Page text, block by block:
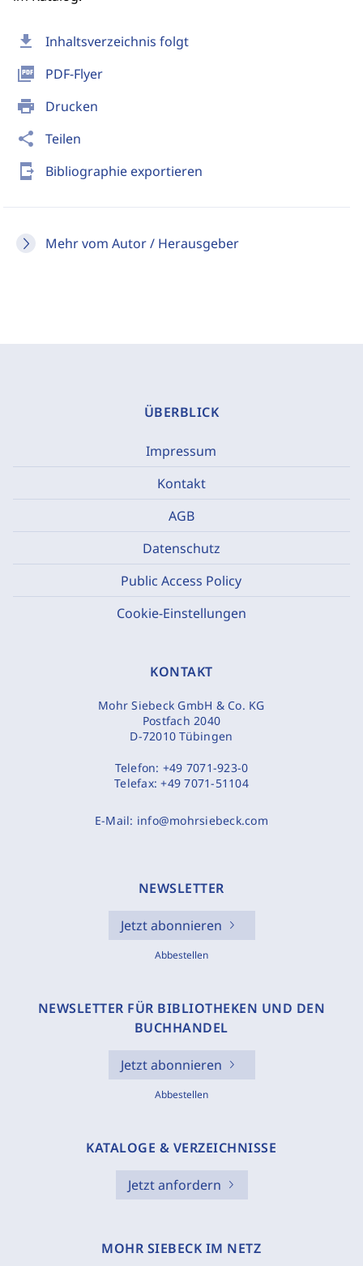
download Inhaltsverzeichnis folgt
picture_as_pdf PDF-Flyer
print Drucken
share Teilen
send_to_mobile Bibliographie exportieren
Mehr vom Autor / Herausgeber
ÜBERBLICK
Impressum
Kontakt
AGB
Datenschutz
Public Access Policy
Cookie-Einstellungen
KONTAKT
Mohr Siebeck GmbH & Co. KG
Postfach 2040
D-72010 Tübingen
Telefon: +49 7071-923-0
Telefax:+49 7071-51104
E-Mail: info@mohrsiebeck.com
NEWSLETTER
Jetzt abonnieren
Abbestellen
NEWSLETTER FÜR BIBLIOTHEKEN UND DEN
BUCHHANDEL
Jetzt abonnieren
Abbestellen
KATALOGE & VERZEICHNISSE
Jetzt anfordern
MOHR SIEBECK IM NETZ